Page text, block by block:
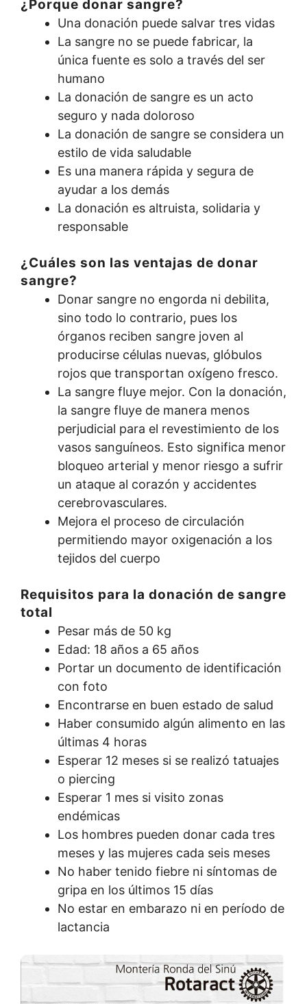
¿Porque donar sangre?
Una donación puede salvar tres vidas
La sangre no se puede fabricar, la
única fuente es solo a través del ser
humano
La donación de sangre es un acto
seguro y nada doloroso
La donación de sangre se considera un
estilo de vida saludable
Es una manera rápida y segura de
ayudar a los demás
La donación es altruista, solidaria y
responsable
¿Cuáles son las ventajas de donar
sangre?
Donar sangre no engorda ni debilita,
sino todo lo contrario, pues los
órganos reciben sangre joven al
producirse células nuevas, glóbulos
rojos que transportan oxígeno fresco.
La sangre fluye mejor. Con la donación,
la sangre fluye de manera menos
perjudicial para el revestimiento de los
vasos sanguíneos. Esto significa menor
bloqueo arterial y menor riesgo a sufrir
un ataque al corazón y accidentes
cerebrovasculares.
Mejora el proceso de circulación
permitiendo mayor oxigenación a los
tejidos del cuerpo
Requisitos para la donación de sangre
total
Pesar más de 50 kg
Edad: 18 años a 65 años
Portar un documento de identificación
con foto
Encontrarse en buen estado de salud
Haber consumido algún alimento en las
últimas 4 horas
Esperar 12 meses si se realizó tatuajes
o piercing
Esperar 1 mes si visito zonas
endémicas
Los hombres pueden donar cada tres
meses y las mujeres cada seis meses
No haber tenido fiebre ni síntomas de
gripa en los últimos 15 días
No estar en embarazo ni en período de
lactancia